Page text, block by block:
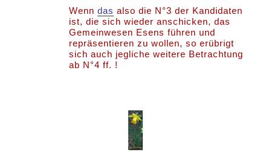
Wenndas also die N°3 der Kandidaten
ist, die sich wieder anschicken, das
Gemeinwesen Esens führen und
repräsentieren zu wollen, so erübrigt
sich auch jegliche weitere Betrachtung
ab N°4 ff. !